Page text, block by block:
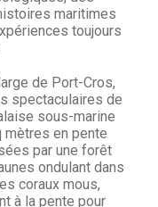
maritimes
toujours
de Port-Cros,
spectaculaires de
sous-marine
mètres en pente
par une forêt
ondulant dans
coraux mous,
à la pente pour